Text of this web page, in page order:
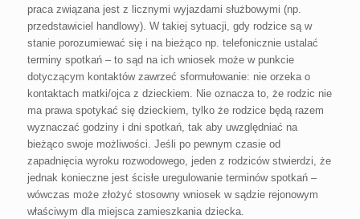
praca związana jest z licznymi wyjazdami służbowymi (np.
przedstawiciel handlowy). W takiej sytuacji, gdy rodzice są w
stanie porozumiewać się i na bieżąco np. telefonicznie ustalać
terminy spotkań – to sąd na ich wniosek może w punkcie
dotyczącym kontaktów zawrzeć sformułowanie: nie orzeka o
kontaktach matki/ojca z dzieckiem. Nie oznacza to, że rodzic nie
ma prawa spotykać się dzieckiem, tylko że rodzice będą razem
wyznaczać godziny i dni spotkań, tak aby uwzględniać na
bieżąco swoje możliwości. Jeśli po pewnym czasie od
zapadnięcia wyroku rozwodowego, jeden z rodziców stwierdzi, że
jednak konieczne jest ścisłe uregulowanie terminów spotkań –
wówczas może złożyć stosowny wniosek w sądzie rejonowym
właściwym dla miejsca zamieszkania dziecka.